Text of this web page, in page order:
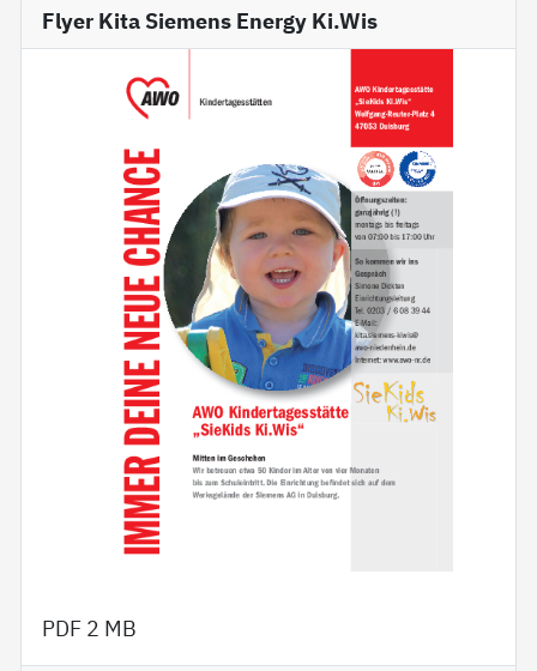
Flyer Kita Siemens Energy Ki.Wis
PDF 2 MB